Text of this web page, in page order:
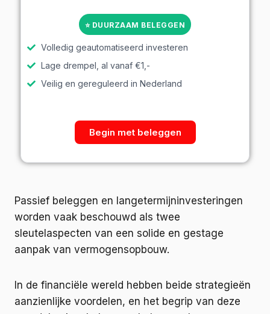
⭐ DUURZAAM BELEGGEN
Volledig geautomatiseerd investeren
Lage drempel, al vanaf €1,-
Veilig en gereguleerd in Nederland
Begin met beleggen
Passief beleggen en langetermijninvesteringen
worden vaak beschouwd als twee
sleutelaspecten van een solide en gestage
aanpak van vermogensopbouw.
In de financiële wereld hebben beide strategieën
aanzienlijke voordelen, en het begrip van deze